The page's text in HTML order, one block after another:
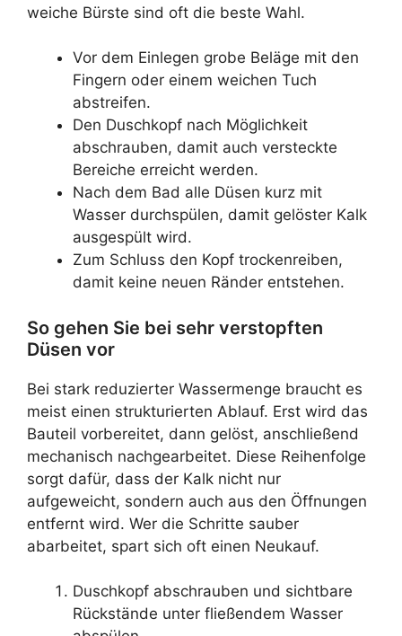
weiche Bürste sind oft die beste Wahl.
Vor dem Einlegen grobe Beläge mit den
Fingern oder einem weichen Tuch
abstreifen.
Den Duschkopf nach Möglichkeit
abschrauben, damit auch versteckte
Bereiche erreicht werden.
Nach dem Bad alle Düsen kurz mit
Wasser durchspülen, damit gelöster Kalk
ausgespült wird.
Zum Schluss den Kopf trockenreiben,
damit keine neuen Ränder entstehen.
So gehen Sie bei sehr verstopften
Düsen vor
Bei stark reduzierter Wassermenge braucht es
meist einen strukturierten Ablauf. Erst wird das
Bauteil vorbereitet, dann gelöst, anschließend
mechanisch nachgearbeitet. Diese Reihenfolge
sorgt dafür, dass der Kalk nicht nur
aufgeweicht, sondern auch aus den Öffnungen
entfernt wird. Wer die Schritte sauber
abarbeitet, spart sich oft einen Neukauf.
Duschkopf abschrauben und sichtbare
Rückstände unter fließendem Wasser